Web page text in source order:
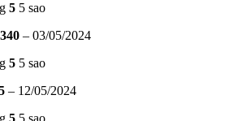
5 5 sao
– 03/05/2024
5 5 sao
– 12/05/2024